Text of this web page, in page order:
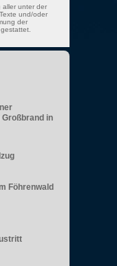
aller unter der
und/oder
der
in
Föhrenwald